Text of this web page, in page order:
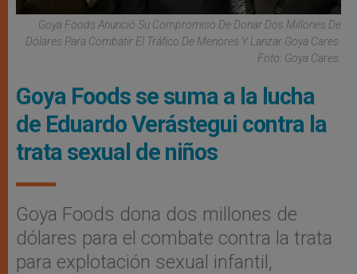
Goya Foods Anunció Su Compromiso De Donar Dos Millones De
Dólares Para Combatir El Tráfico De Menores Y Lanzar Goya Cares.
Foto: Goya Cares.
Goya Foods se suma a la lucha
de Eduardo Verástegui contra la
trata sexual de niños
Goya Foods dona dos millones de
dólares para el combate contra la trata
para explotación sexual infantil,